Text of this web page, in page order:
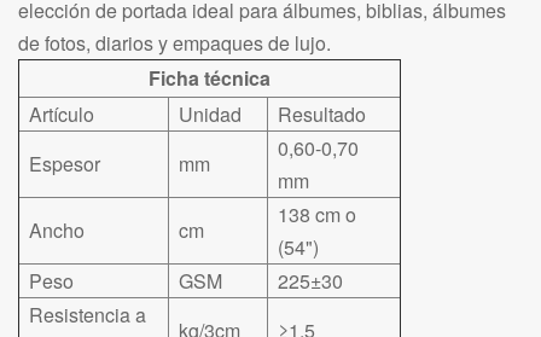
elección de portada ideal para álbumes, biblias, álbumes
de fotos, diarios y empaques de lujo.
Ficha técnica
Artículo
Unidad
Resultado
Espesor
mm
0,60-0,70
mm
Ancho
cm
138 cm o
(54")
Peso
GSM
225±30
Resistencia a
kg/3cm
≥1,5